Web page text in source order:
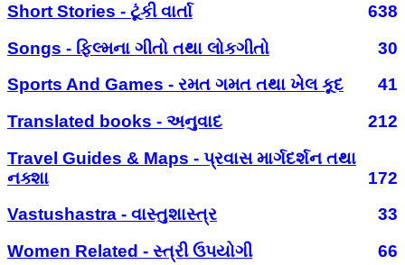
Short Stories - ટૂંકી વાર્તા
638
Songs - ફિલ્મના ગીતો તથા લોકગીતો
30
Sports And Games - રમત ગમત તથા ખેલ કૂદ
41
Translated books - અનુવાદ
212
Travel Guides & Maps - પ્રવાસ માર્ગદર્શન તથા
નક્શા
172
Vastushastra - વાસ્તુશાસ્ત્ર
33
Women Related - સ્ત્રી ઉપયોગી
66